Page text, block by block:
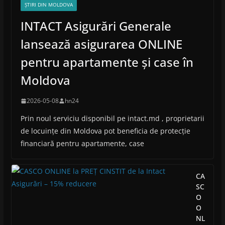
ȘTIRI DIN MOLDOVA
INTACT Asigurări Generale
lansează asigurarea ONLINE
pentru apartamente și case în
Moldova
2026-05-08 hn24
Prin noul serviciu disponibil pe intact.md , proprietarii
de locuințe din Moldova pot beneficia de protecție
financiară pentru apartamente, case
CA
SC
O
O
NL